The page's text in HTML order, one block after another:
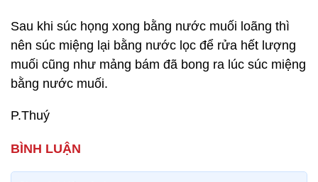
Sau khi súc họng xong bằng nước muối loãng thì
nên súc miệng lại bằng nước lọc để rửa hết lượng
muối cũng như mảng bám đã bong ra lúc súc miệng
bằng nước muối.
P.Thuý